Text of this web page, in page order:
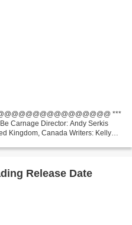
***
Carnage Director: Andy Serkis
Kingdom, Canada Writers: Kelly
Release Date